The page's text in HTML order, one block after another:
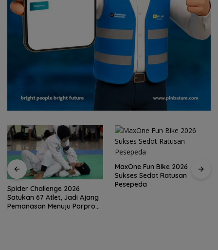
Spider Challenge 2026
Satukan 67 Atlet, Jadi Ajang
Pemanasan Menuju Porprov
MaxOne Fun Bike 2026
Sukses Sedot Ratusan
Pesepeda